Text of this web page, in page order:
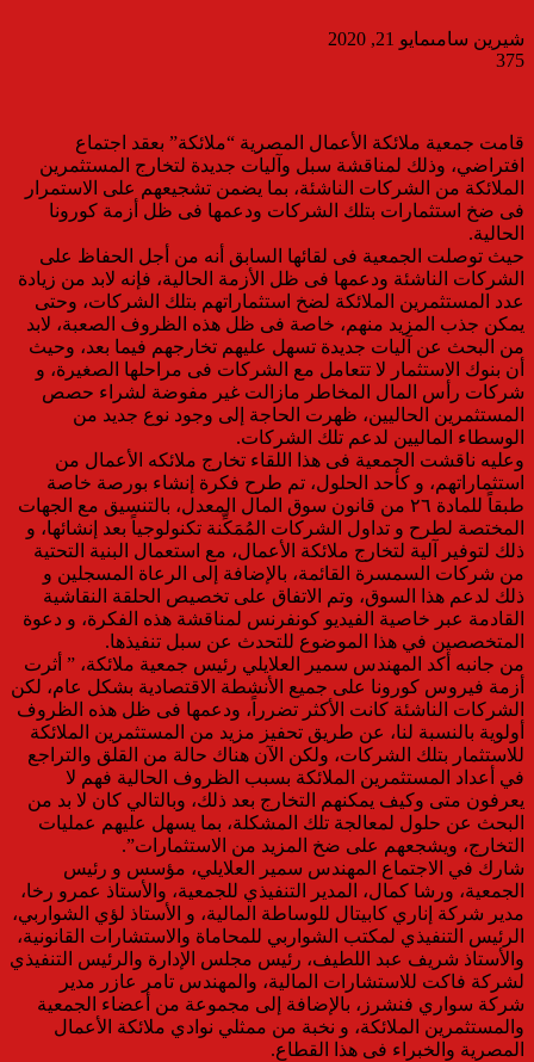
شيرين سامىمايو 21, 2020
375
قامت جمعية ملائكة الأعمال المصرية “ملائكة” بعقد اجتماع
افتراضي، وذلك لمناقشة سبل وآليات جديدة لتخارج المستثمرين
الملائكة من الشركات الناشئة، بما يضمن تشجيعهم على الاستمرار
فى ضخ استثمارات بتلك الشركات ودعمها فى ظل أزمة كورونا
الحالية.
حيث توصلت الجمعية فى لقائها السابق أنه من أجل الحفاظ على
الشركات الناشئة ودعمها فى ظل الأزمة الحالية، فإنه لابد من زيادة
عدد المستثمرين الملائكة لضخ استثماراتهم بتلك الشركات، وحتى
يمكن جذب المزيد منهم، خاصة فى ظل هذه الظروف الصعبة، لابد
من البحث عن آليات جديدة تسهل عليهم تخارجهم فيما بعد، وحيث
أن بنوك الاستثمار لا تتعامل مع الشركات فى مراحلها الصغيرة، و
شركات رأس المال المخاطر مازالت غير مفوضة لشراء حصص
المستثمرين الحاليين، ظهرت الحاجة إلى وجود نوع جديد من
الوسطاء الماليين لدعم تلك الشركات.
وعليه ناقشت الجمعية فى هذا اللقاء تخارج ملائكه الأعمال من
استثماراتهم، و كأحد الحلول، تم طرح فكرة إنشاء بورصة خاصة
طبقاً للمادة ٢٦ من قانون سوق المال المعدل، بالتنسيق مع الجهات
المختصة لطرح و تداول الشركات المُمَكِّنة تكنولوجياً بعد إنشائها، و
ذلك لتوفير آلية لتخارج ملائكة الأعمال، مع استعمال البنية التحتية
من شركات السمسرة القائمة، بالإضافة إلى الرعاة المسجلين و
ذلك لدعم هذا السوق، وتم الاتفاق على تخصيص الحلقة النقاشية
القادمة عبر خاصية الفيديو كونفرنس لمناقشة هذه الفكرة، و دعوة
المتخصصين في هذا الموضوع للتحدث عن سبل تنفيذها.
من جانبه أكد المهندس سمير العلايلي رئيس جمعية ملائكة، ” أثرت
أزمة فيروس كورونا على جميع الأنشطة الاقتصادية بشكل عام، لكن
الشركات الناشئة كانت الأكثر تضرراً، ودعمها فى ظل هذه الظروف
أولوية بالنسبة لنا، عن طريق تحفيز مزيد من المستثمرين الملائكة
للاستثمار بتلك الشركات، ولكن الآن هناك حالة من القلق والتراجع
في أعداد المستثمرين الملائكة بسبب الظروف الحالية فهم لا
يعرفون متى وكيف يمكنهم التخارج بعد ذلك، وبالتالي كان لا بد من
البحث عن حلول لمعالجة تلك المشكلة، بما يسهل عليهم عمليات
التخارج، ويشجعهم على ضخ المزيد من الاستثمارات”.
شارك في الاجتماع المهندس سمير العلايلي، مؤسس و رئيس
الجمعية، ورشا كمال، المدير التنفيذي للجمعية، والأستاذ عمرو رخا،
مدير شركة إناري كابيتال للوساطة المالية، و الأستاذ لؤي الشواربي،
الرئيس التنفيذي لمكتب الشواربي للمحاماة والاستشارات القانونية،
والأستاذ شريف عبد اللطيف، رئيس مجلس الإدارة والرئيس التنفيذي
لشركة فاكت للاستشارات المالية، والمهندس تامر عازر مدير
شركة سواري فنشرز، بالإضافة إلى مجموعة من أعضاء الجمعية
والمستثمرين الملائكة، و نخبة من ممثلي نوادي ملائكة الأعمال
المصرية والخبراء فى هذا القطاع.